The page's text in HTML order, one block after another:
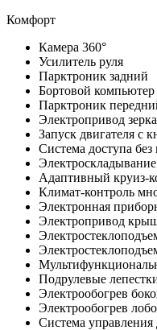
Комфорт
Камера 360°
Усилитель руля
Парктроник задний
Бортовой компьютер
Парктроник
Электропривод
Запуск двигателя с
Система доступа без
Электроскладывание
Адаптивный круиз-
Климат-контроль
Электронная
Электропривод
Подрулевые
Электрообогрев
Электрообогрев
Система управления